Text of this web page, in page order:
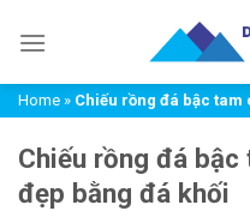
đến
dungHome » Chiếu rồng đá bậc tam
Chiếu rồng đá
đẹp bằng đá khối